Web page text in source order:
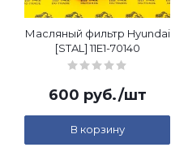
Масляный фильтр Hyundai
[STAL] 11E1-70140
600 руб./шт
В корзину